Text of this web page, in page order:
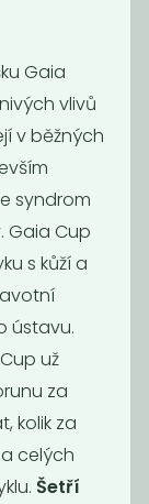
16Kč
Gaia
vlivů
v běžných
syndrom
Gaia Cup
s kůží a
ústavu.
už
za
kolik za
celých
Šetří